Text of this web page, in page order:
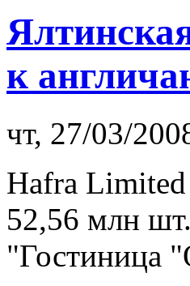
к
чт, 27/03/
Hafra
52,56 млн
"Гостиница